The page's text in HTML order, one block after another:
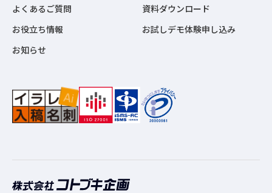
よくあるご質問
お役立ち情報
お知らせ
資料ダウンロード
お試しデモ体験申し込み